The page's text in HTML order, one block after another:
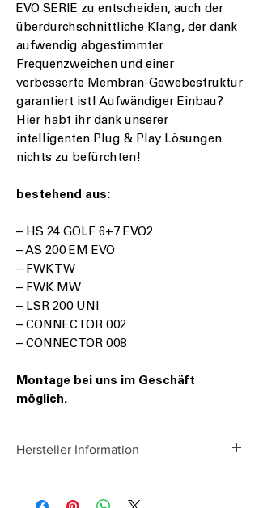
EVO SERIE zu entscheiden, auch der
überdurchschnittliche Klang, der dank
aufwendig abgestimmter
Frequenzweichen und einer
verbesserte Membran-Gewebestruktur
garantiert ist! Aufwändiger Einbau?
Hier habt ihr dank unserer
intelligenten Plug & Play Lösungen
nichts zu befürchten!
bestehend aus:
– HS 24 GOLF 6+7 EVO2
– AS 200 EM EVO
– FWK TW
– FWK MW
– LSR 200 UNI
– CONNECTOR 002
– CONNECTOR 008
Montage bei uns im Geschäft
möglich.
Hersteller Information
Falltorstraße 6